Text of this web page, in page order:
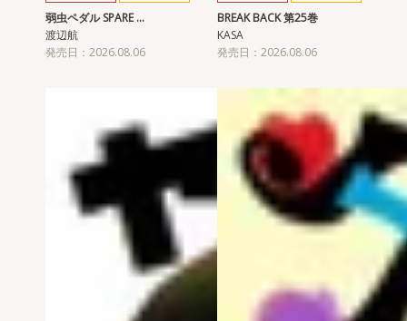
弱虫ペダル SPARE …
渡辺航
発売日：2026.08.06
BREAK BACK 第25巻
KASA
発売日：2026.08.06